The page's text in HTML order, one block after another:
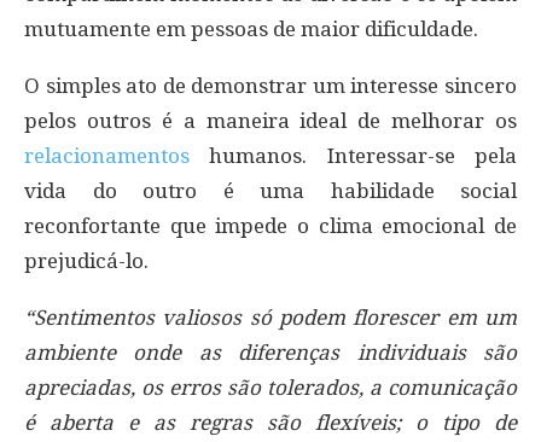
mutuamente em pessoas de maior dificuldade.
O simples ato de demonstrar um interesse sincero
pelos outros é a maneira ideal de melhorar os
relacionamentos humanos. Interessar-se pela
vida do outro é uma habilidade social
reconfortante que impede o clima emocional de
prejudicá-lo.
“Sentimentos valiosos só podem florescer em um
ambiente onde as diferenças individuais são
apreciadas, os erros são tolerados, a comunicação
é aberta e as regras são flexíveis; o tipo de